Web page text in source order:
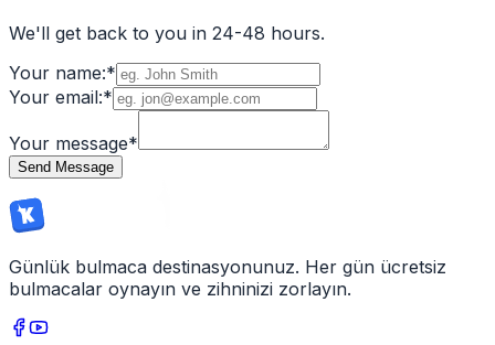
We'll get back to you in 24-48 hours.
Your name:*
Your email:*
Your message*
Send Message
Günlük bulmaca destinasyonunuz. Her gün ücretsiz
bulmacalar oynayın ve zihninizi zorlayın.